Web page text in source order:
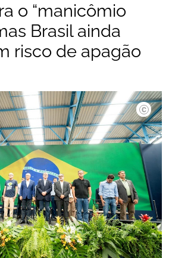
o “manicômio
Brasil ainda
risco de apagão